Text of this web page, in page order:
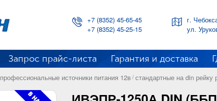
+7 (8352) 45-65-45
+7 (8352) 45-25-15
г.
ул.
Запрос прайс-листа Гарантия и доставка
профессиональные источники питания 12в / стандартные на din рейку